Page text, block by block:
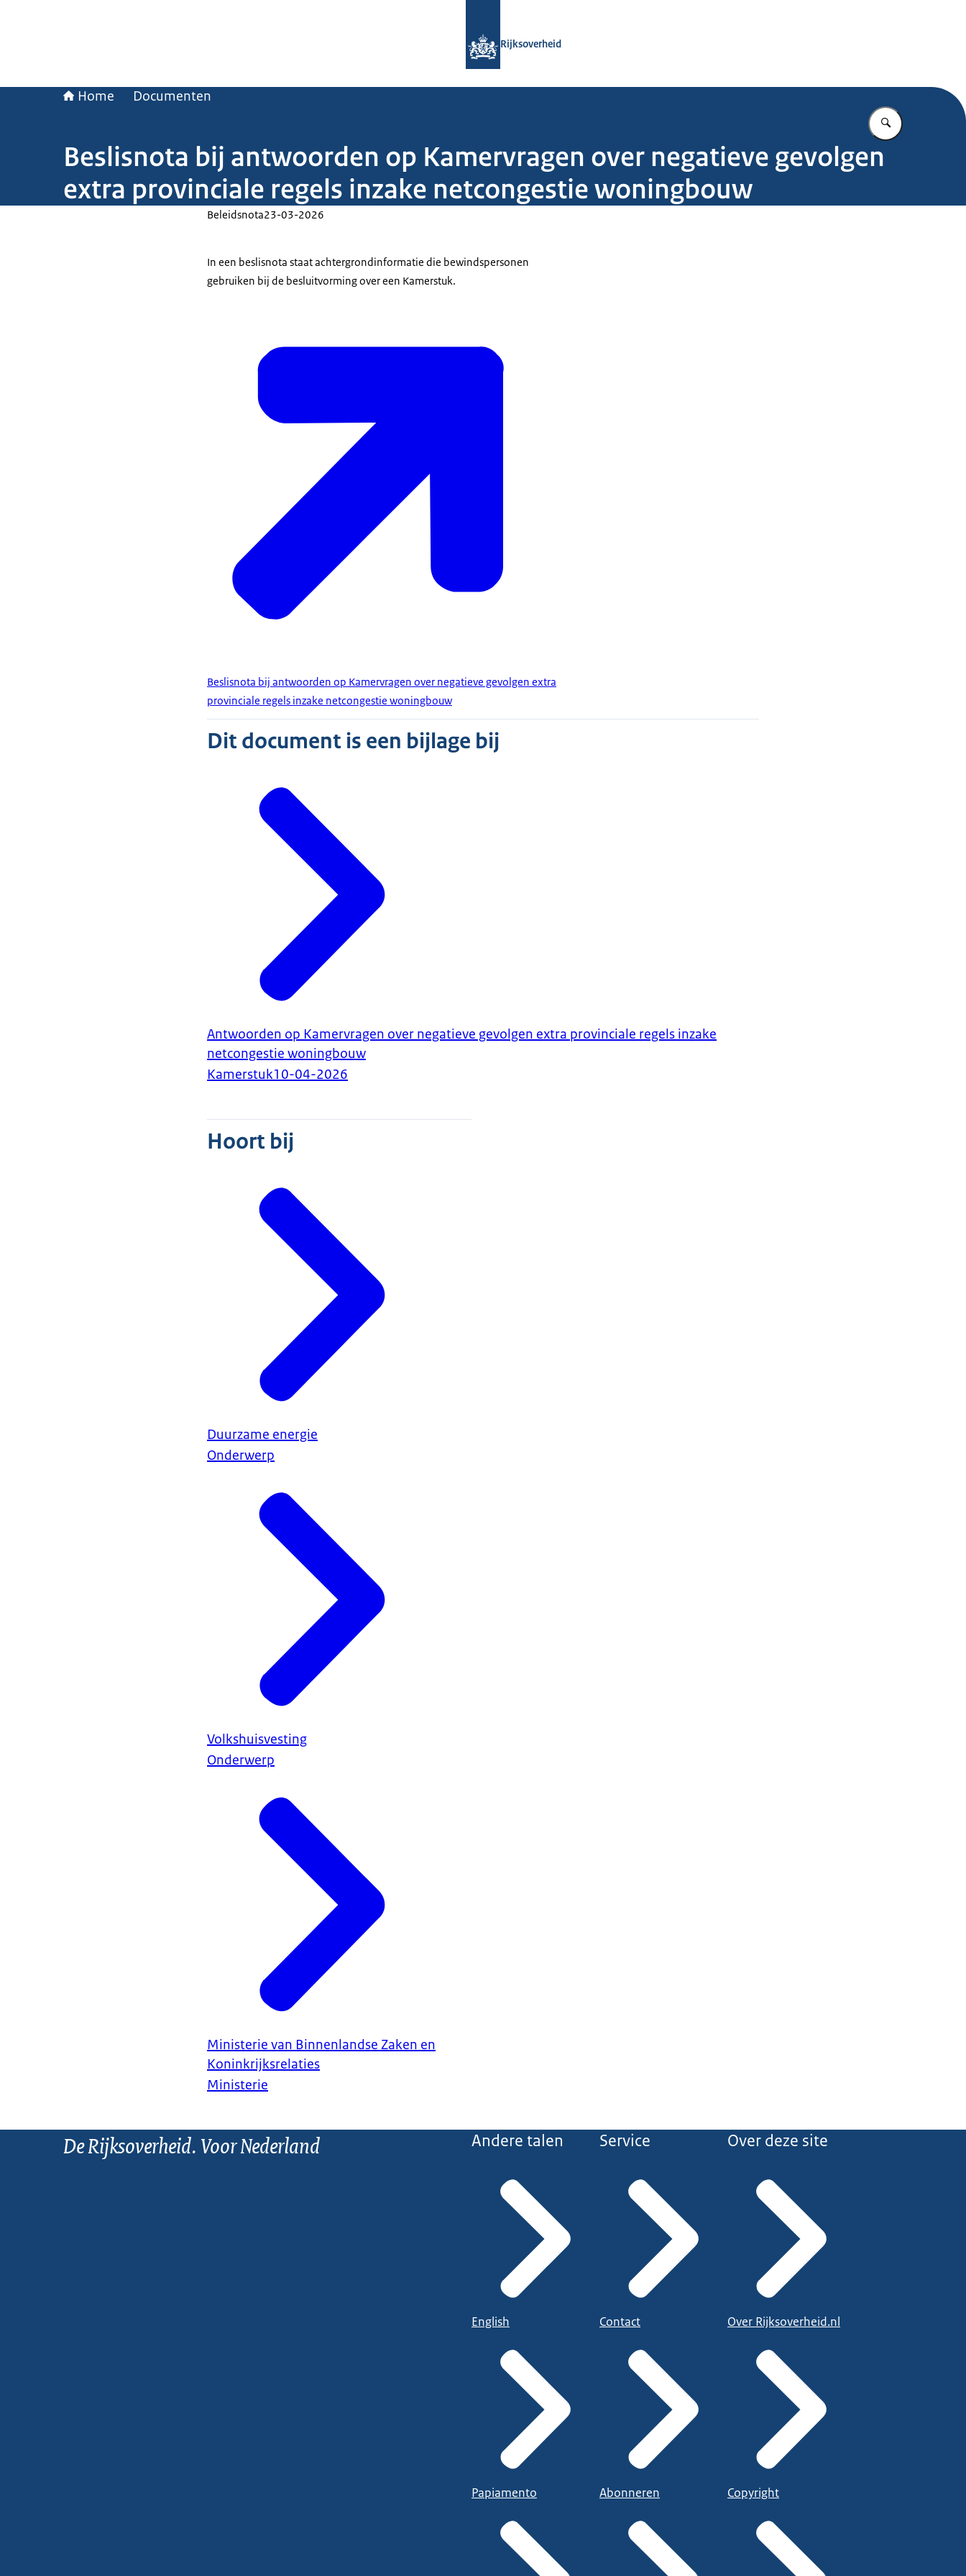
Rijksoverheid
Home Documenten
Vul in wat u
Beslisnota bij antwoorden op Kamervragen over negatieve gevolgen
extra provinciale regels inzake netcongestie woningbouw
Beleidsnota23-03-2026
In een beslisnota staat achtergrondinformatie die bewindspersonen
gebruiken bij de besluitvorming over een Kamerstuk.
Beslisnota bij antwoorden op Kamervragen over negatieve gevolgen extra
provinciale regels inzake netcongestie woningbouw
Dit document is een bijlage bij
Antwoorden op Kamervragen over negatieve gevolgen extra provinciale regels inzake
netcongestie woningbouw
Kamerstuk10-04-2026
Hoort bij
Duurzame energie
Onderwerp
Volkshuisvesting
Onderwerp
Ministerie van Binnenlandse Zaken en
Koninkrijksrelaties
Ministerie
De Rijksoverheid. Voor Nederland Andere talen
English
Papiamento
Service
Contact
Abonneren
Over deze site
Over Rijksoverheid.nl
Copyright